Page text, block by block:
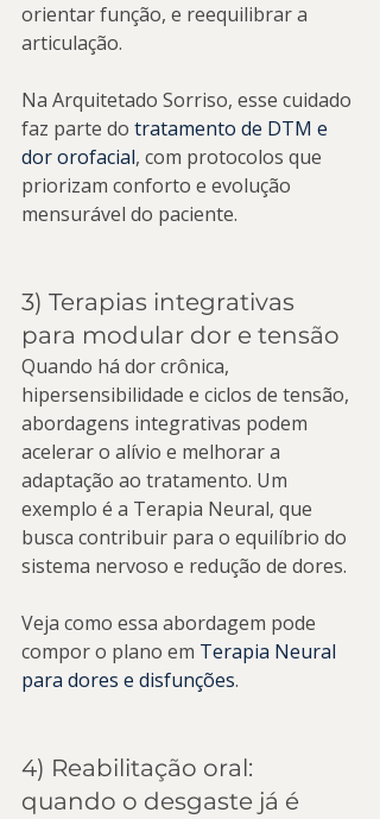
orientar função, e reequilibrar a
articulação.
Na Arquitetado Sorriso, esse cuidado
faz parte do tratamento de DTM e
dor orofacial, com protocolos que
priorizam conforto e evolução
mensurável do paciente.
3) Terapias integrativas
para modular dor e tensão
Quando há dor crônica,
hipersensibilidade e ciclos de tensão,
abordagens integrativas podem
acelerar o alívio e melhorar a
adaptação ao tratamento. Um
exemplo é a Terapia Neural, que
busca contribuir para o equilíbrio do
sistema nervoso e redução de dores.
Veja como essa abordagem pode
compor o plano em Terapia Neural
para dores e disfunções.
4) Reabilitação oral:
quando o desgaste já é